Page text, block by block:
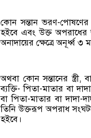
কোন সন্তান ভরণ-
হইবে এবং উক্ত অপরাধের
অনাদায়ের ক্ষেত্রে অনূর্ধ্ব ৩
অথবা কোন সন্তানের স্ত্রী,
ব্যক্তি- পিতা-মাতার বা
বা পিতা-মাতার বা দাদা-
তিনি উক্তরূপ অপরাধ
হইবে।